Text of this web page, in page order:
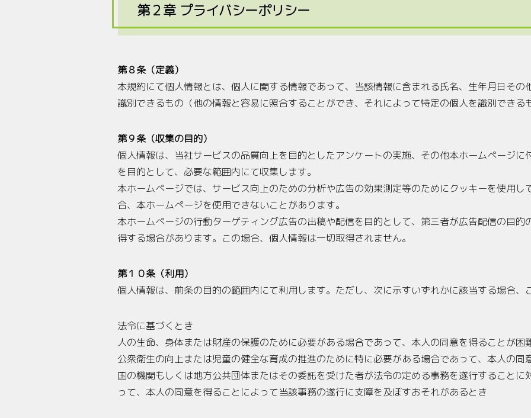
第２章 プライバシーポリシー
第８条（定義）
本規約にて個人情報とは、個人に関する情報であって、当該情報に含まれる氏名、生年月日その
識別できるもの（他の情報と容易に照合することができ、それによって特定の個人を識別できる
第９条（収集の目的）
個人情報は、当社サービスの品質向上を目的としたアンケートの実施、その他本ホームぺージに
を目的として、必要な範囲内にて収集します。
本ホームぺージでは、サービス向上のための分析や広告の効果測定等のためにクッキーを使用し
合、本ホームぺージを使用できないことがあります。
本ホームぺージの行動ターゲティング広告の出稿や配信を目的として、第三者が広告配信の目的
得する場合があります。この場合、個人情報は一切取得されません。
第１０条（利用）
個人情報は、前条の目的の範囲内にて利用します。ただし、次に示すいずれかに該当する場合、
法令に基づくとき
人の生命、身体または財産の保護のために必要がある場合であって、本人の同意を得ることが困
公衆衛生の向上または児童の健全な育成の推進のために特に必要がある場合であって、本人の同
国の機関もしくは地方公共団体またはその委託を受けた者が法令の定める事務を遂行すること
って、本人の同意を得ることによって当該事務の遂行に支障を及ぼすおそれがあるとき